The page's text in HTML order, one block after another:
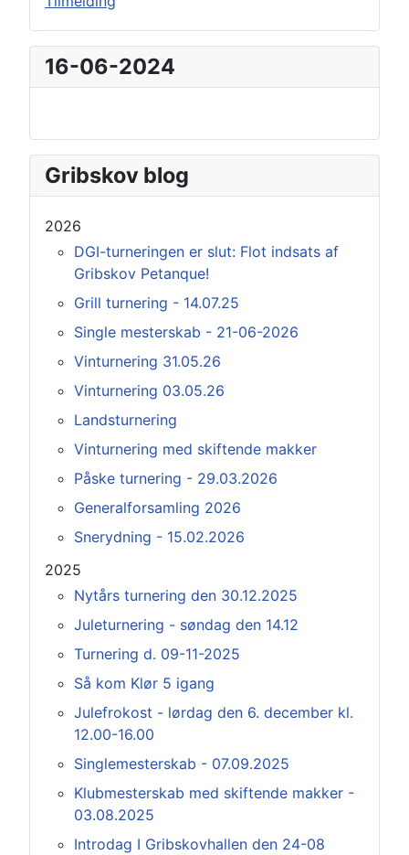
16-06-2024
Gribskov blog
2026
DGI-turneringen er slut: Flot indsats af
Gribskov Petanque!
Grill turnering - 14.07.25
Single mesterskab - 21-06-2026
Vinturnering 31.05.26
Vinturnering 03.05.26
Landsturnering
Vinturnering med skiftende makker
Påske turnering - 29.03.2026
Generalforsamling 2026
Snerydning - 15.02.2026
2025
Nytårs turnering den 30.12.2025
Juleturnering - søndag den 14.12
Turnering d. 09-11-2025
Så kom Klør 5 igang
Julefrokost - lørdag den 6. december kl.
12.00-16.00
Singlemesterskab - 07.09.2025
Klubmesterskab med skiftende makker -
03.08.2025
Introdag I Gribskovhallen den 24-08